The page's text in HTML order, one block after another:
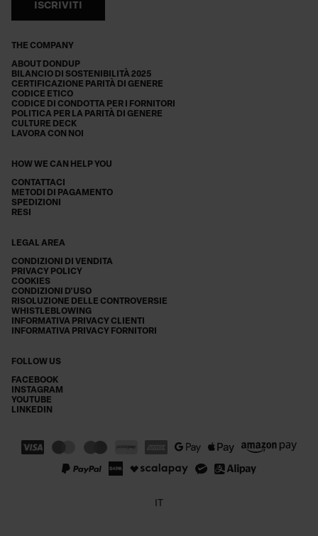
THE COMPANY
ABOUT DONDUP
BILANCIO DI SOSTENIBILITÀ 2025
CERTIFICAZIONE PARITÀ DI GENERE
CODICE ETICO
CODICE DI CONDOTTA PER I FORNITORI
POLITICA PER LA PARITÀ DI GENERE
CULTURE DECK
LAVORA CON NOI
HOW WE CAN HELP YOU
CONTATTACI
METODI DI PAGAMENTO
SPEDIZIONI
RESI
LEGAL AREA
CONDIZIONI DI VENDITA
PRIVACY POLICY
COOKIES
CONDIZIONI D'USO
RISOLUZIONE DELLE CONTROVERSIE
WHISTLEBLOWING
INFORMATIVA PRIVACY CLIENTI
INFORMATIVA PRIVACY FORNITORI
FOLLOW US
FACEBOOK
INSTAGRAM
YOUTUBE
LINKEDIN
ISCRIVITI
IT